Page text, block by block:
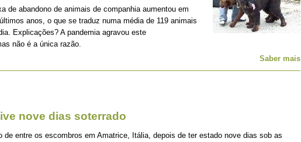
de abandono de animais de companhia aumentou em
anos, o que se traduz numa média de 119 animais
Explicações? A pandemia agravou este
não é a única razão.
Saber mais
nove dias soterrado
de entre os escombros em Amatrice, Itália, depois de ter estado nove dias sob as